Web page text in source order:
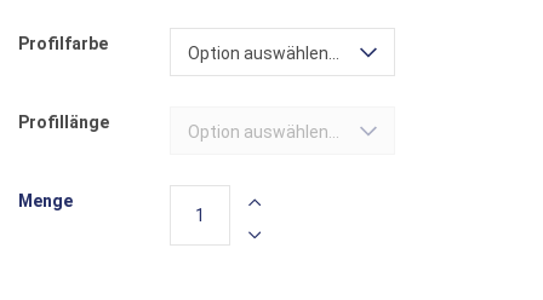
Profilfarbe Option auswählen...
Profillänge Option auswählen...
Menge